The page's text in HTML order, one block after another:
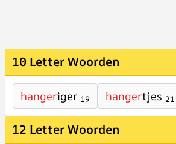
10 Letter Woorden
hangeriger 19 hangertjes 21
12 Letter Woorden